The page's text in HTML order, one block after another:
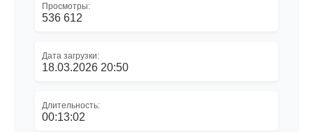
Просмотры:
536 612
Дата загрузки:
18.03.2026 20:50
Длительность:
00:13:02